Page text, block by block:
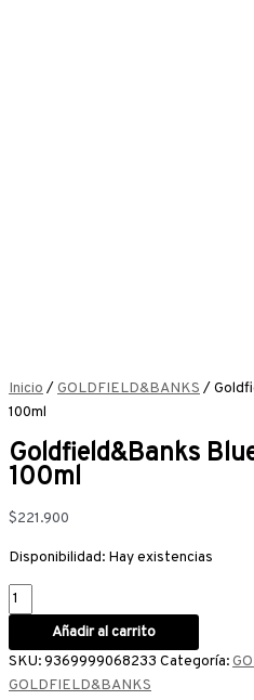
Inicio /GOLDFIELD&BANKS /
100ml
Goldfield&Banks
100ml
$221.900
Disponibilidad: Hay existencias
Añadir al carrito
SKU:9369999068233 Categoría:
GOLDFIELD&BANKS